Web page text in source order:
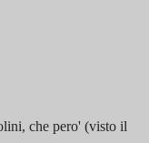
che pero' (visto il